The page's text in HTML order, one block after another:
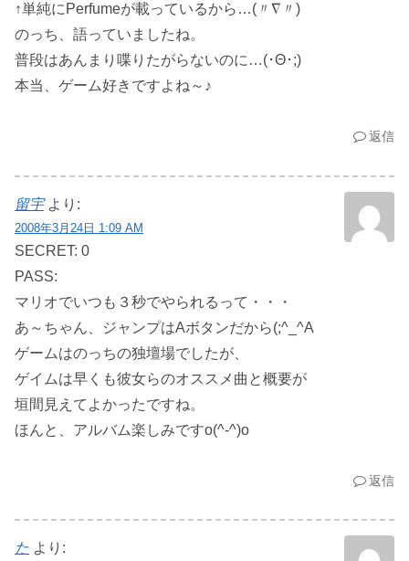
↑単純にPerfumeが載っているから…(〃∇〃)
のっち、語っていましたね。
普段はあんまり喋りたがらないのに…(･Θ･;)
本当、ゲーム好きですよね～♪
返信
留宇 より:
2008年3月24日 1:09 AM
SECRET: 0
PASS:
マリオでいつも３秒でやられるって・・・
あ～ちゃん、ジャンプはAボタンだから(;^_^A
ゲームはのっちの独壇場でしたが、
ゲイムは早くも彼女らのオススメ曲と概要が
垣間見えてよかったですね。
ほんと、アルバム楽しみですo(^-^)o
返信
た より: